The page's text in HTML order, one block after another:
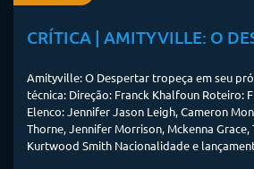
CRÍTICA | AMITYVILLE: O
Amityville: O Despertar tropeça em seu
técnica: Direção: Franck Khalfoun Roteiro:
Elenco: Jennifer Jason Leigh, Cameron
Thorne, Jennifer Morrison, Mckenna Grace,
Kurtwood Smith Nacionalidade e